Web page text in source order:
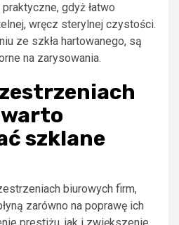
gdyż łatwo
wręcz sterylnej czystości.
ze szkła hartowanego, są
na zarysowania.
szklane
biurowych firm,
zarówno na poprawę ich